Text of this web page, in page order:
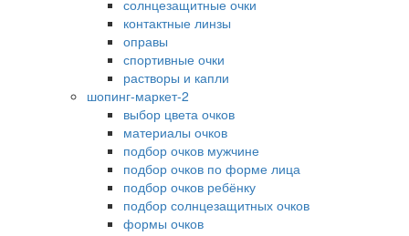
солнцезащитные очки
контактные линзы
оправы
спортивные очки
растворы и капли
шопинг-маркет-2
выбор цвета очков
материалы очков
подбор очков мужчине
подбор очков по форме лица
подбор очков ребёнку
подбор солнцезащитных очков
формы очков